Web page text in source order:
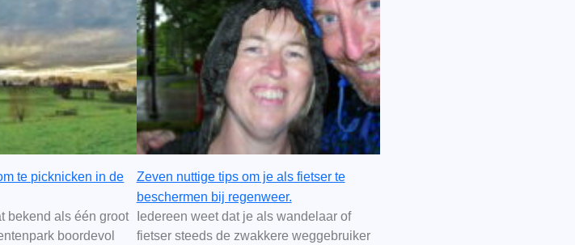
te picknicken in de
bekend als één groot
boordevol
Zeven nuttige tips om je als fietser te
beschermen bij regenweer.
Iedereen weet dat je als wandelaar of
fietser steeds de zwakkere weggebruiker